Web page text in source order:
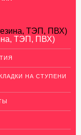
ТЭП, ПВХ)
ТЭП, ПВХ)
НА СТУПЕНИ